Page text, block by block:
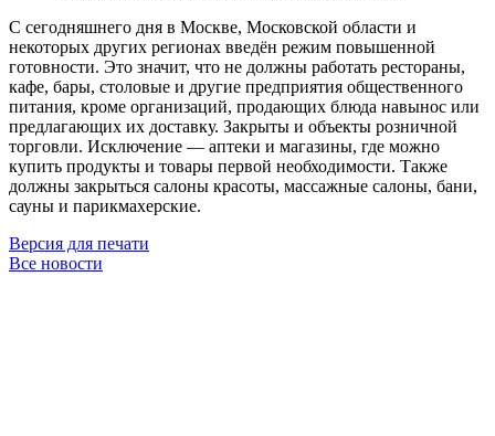
С сегодняшнего дня в Москве, Московской области и
некоторых других регионах введён режим повышенной
готовности. Это значит, что не должны работать рестораны,
кафе, бары, столовые и другие предприятия общественного
питания, кроме организаций, продающих блюда навынос или
предлагающих их доставку. Закрыты и объекты розничной
торговли. Исключение — аптеки и магазины, где можно
купить продукты и товары первой необходимости. Также
должны закрыться салоны красоты, массажные салоны, бани,
сауны и парикмахерские.
Версия для печати
Все новости